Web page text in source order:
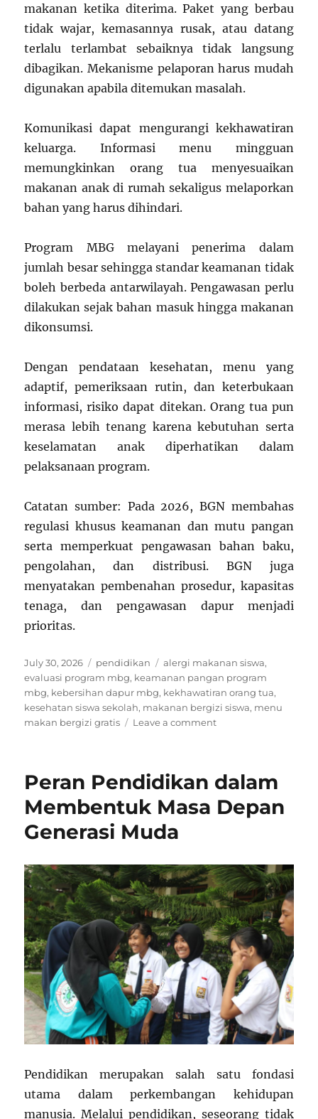
makanan ketika diterima. Paket yang berbau
tidak wajar, kemasannya rusak, atau datang
terlalu terlambat sebaiknya tidak langsung
dibagikan. Mekanisme pelaporan harus mudah
digunakan apabila ditemukan masalah.
Komunikasi dapat mengurangi kekhawatiran
keluarga. Informasi menu mingguan
memungkinkan orang tua menyesuaikan
makanan anak di rumah sekaligus melaporkan
bahan yang harus dihindari.
Program MBG melayani penerima dalam
jumlah besar sehingga standar keamanan tidak
boleh berbeda antarwilayah. Pengawasan perlu
dilakukan sejak bahan masuk hingga makanan
dikonsumsi.
Dengan pendataan kesehatan, menu yang
adaptif, pemeriksaan rutin, dan keterbukaan
informasi, risiko dapat ditekan. Orang tua pun
merasa lebih tenang karena kebutuhan serta
keselamatan anak diperhatikan dalam
pelaksanaan program.
Catatan sumber: Pada 2026, BGN membahas
regulasi khusus keamanan dan mutu pangan
serta memperkuat pengawasan bahan baku,
pengolahan, dan distribusi. BGN juga
menyatakan pembenahan prosedur, kapasitas
tenaga, dan pengawasan dapur menjadi
prioritas.
Posted
on
July 30, 2026 Categories
pendidikan Tags
alergi makanan siswa,
evaluasi program mbg, keamanan pangan program
mbg, kebersihan dapur mbg, kekhawatiran orang tua,
kesehatan siswa sekolah, makanan bergizi siswa, menu
makan bergizi gratis
Leave a commenton
terhadap
dan
Peran Pendidikan dalam
Membentuk Masa Depan
Generasi Muda
Pendidikan merupakan salah satu fondasi
utama dalam perkembangan kehidupan
manusia. Melalui pendidikan, seseorang tidak